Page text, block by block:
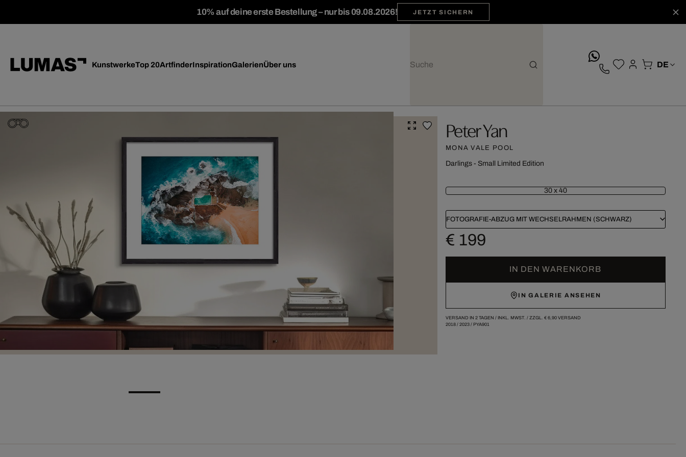
10% auf deine erste Bestellung – nur bis 09.08.2026! JETZT SICHERN
KunstwerkeTop 20ArtfinderInspirationGalerienÜber uns
Peter Yan
MONA VALE POOL
Darlings - Small Limited Edition
30 x 40
FOTOGRAFIE-ABZUG MIT WECHSELRAHMEN (SCHWARZ)
€ 199
IN DEN WARENKORB
IN GALERIE ANSEHEN
VERSAND IN 2 TAGEN / INKL. MWST. / ZZGL. € 6,90VERSAND
2018/ 2023/ PYA901